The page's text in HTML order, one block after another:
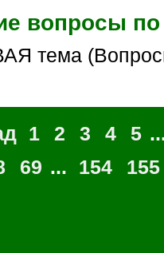
вопросы по
тема
1 2 3 4 5
69 ... 154
155